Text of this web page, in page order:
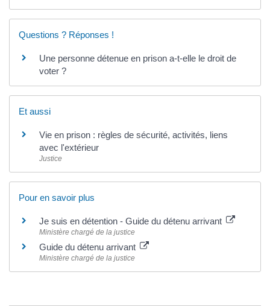
Questions ? Réponses !
Une personne détenue en prison a-t-elle le droit de
voter ?
Et aussi
Vie en prison : règles de sécurité, activités, liens
avec l'extérieur
Justice
Pour en savoir plus
Je suis en détention - Guide du détenu arrivant
Ministère chargé de la justice
Guide du détenu arrivant
Ministère chargé de la justice